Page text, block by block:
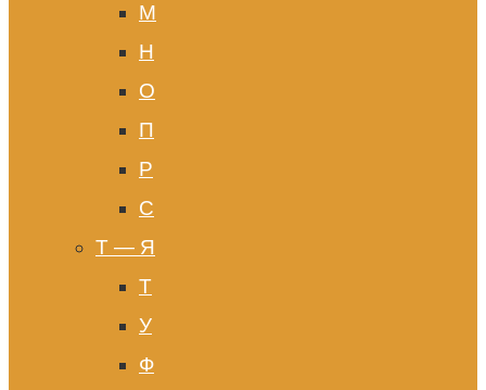
М
Н
О
П
Р
С
Т — Я
Т
У
Ф